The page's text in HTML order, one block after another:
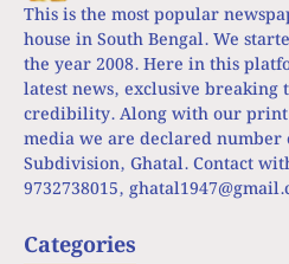
This is the most popular
house in South Bengal. We
the year 2008. Here in this
latest news, exclusive
credibility. Along with our
media we are declared number
Subdivision, Ghatal. Contact
9732738015,
Categories